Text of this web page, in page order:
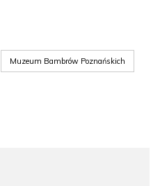
Muzeum Bambrów Poznańskich